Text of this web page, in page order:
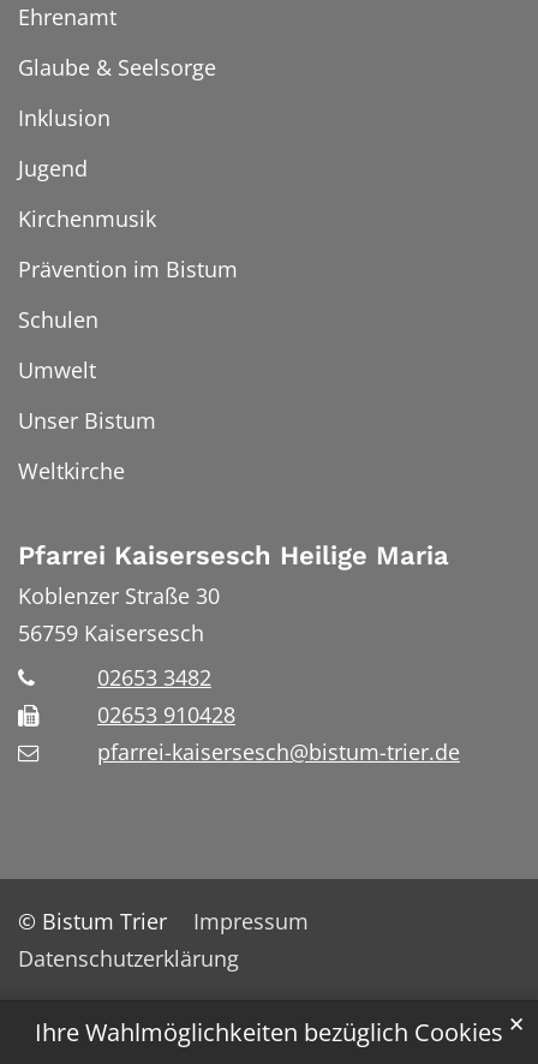
Ihre Wahlmöglichkeiten bezüglich Cookies ✕
Ehrenamt
Glaube & Seelsorge
Inklusion
Jugend
Kirchenmusik
Prävention im Bistum
Schulen
Umwelt
Unser Bistum
Weltkirche
Pfarrei Kaisersesch Heilige Maria
Koblenzer Straße 30
56759 Kaisersesch
02653 3482
02653 910428
pfarrei-kaisersesch@bistum-trier.de
© Bistum Trier
Impressum
Datenschutzerklärung